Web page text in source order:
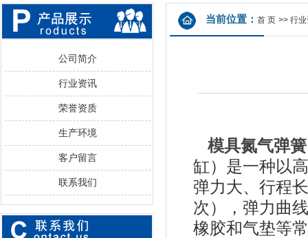
公司简介
行业资讯
荣誉资质
生产环境
客户留言
联系我们
当前位置： 首 页 >> 行
模具氮气弹簧
缸）是一种以
弹力大、行程
次），弹力曲
橡胶和气垫等